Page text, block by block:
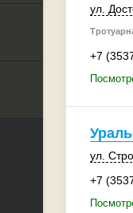
ул.
+7
ул.
+7